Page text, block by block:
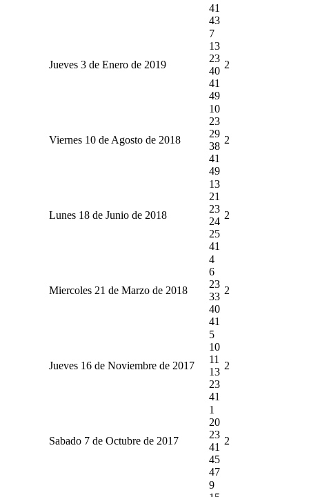
41
43
Jueves 3 de Enero de 2019
7
13
23
40
41
49
2
Viernes 10 de Agosto de 2018
10
23
29
38
41
49
2
Lunes 18 de Junio de 2018
13
21
23
24
25
41
2
Miercoles 21 de Marzo de 2018
4
6
23
33
40
41
2
Jueves 16 de Noviembre de 2017
5
10
11
13
23
41
2
Sabado 7 de Octubre de 2017
1
20
23
41
45
47
2
9